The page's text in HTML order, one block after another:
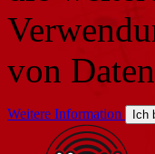
von
Weitere Information Ich